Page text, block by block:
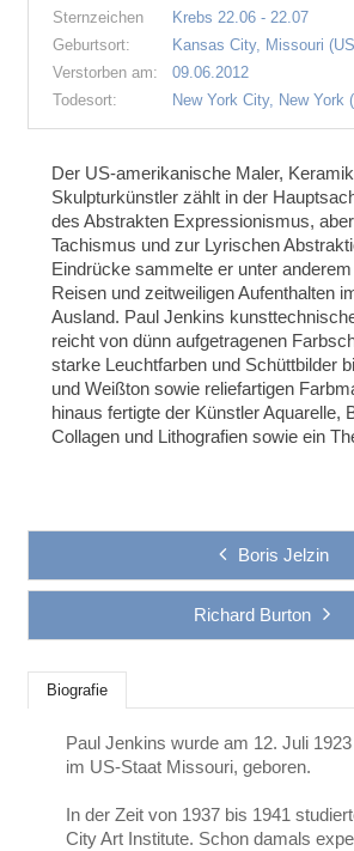
Sternzeichen
Krebs 22.06 - 22.07
Geburtsort:
Kansas City, Missouri
Verstorben am:
09.06.2012
Todesort:
New York City, New York
Der US-amerikanische Maler,
Skulpturkünstler zählt in der
des Abstrakten Expressionismus,
Tachismus und zur Lyrischen
Eindrücke sammelte er unter
Reisen und zeitweiligen Aufenthalten
Ausland. Paul Jenkins
reicht von dünn aufgetragenen
starke Leuchtfarben und Schüttbilder
und Weißton sowie reliefartigen
hinaus fertigte der Künstler Aquarelle,
Collagen und Lithografien sowie ein
Boris Jelzin
Richard Burton
Biografie
Paul Jenkins wurde am 12. Juli
im US-Staat Missouri, geboren.
In der Zeit von 1937 bis 1941
City Art Institute. Schon damals